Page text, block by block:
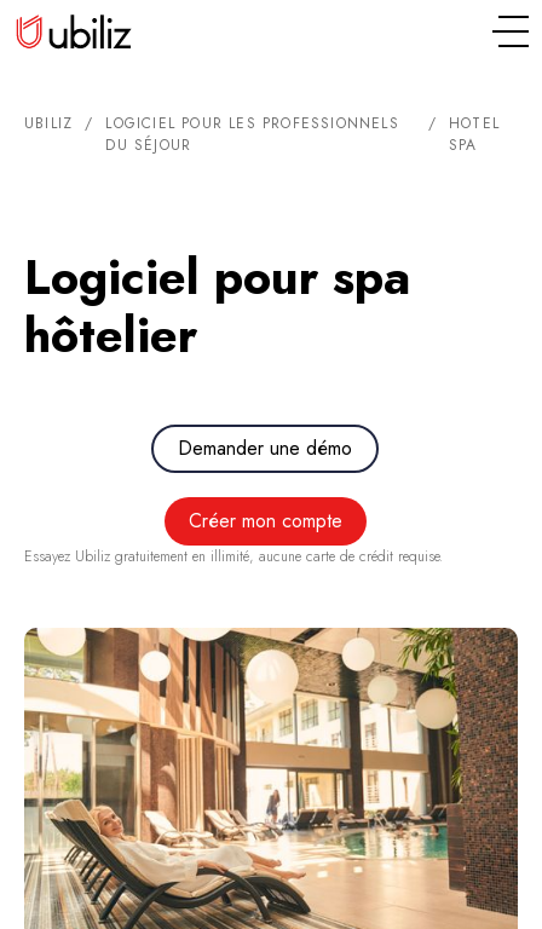
UBILIZ /
LOGICIEL POUR LES PROFESSIONNELS
DU SÉJOUR
/
HOTEL
SPA
Logiciel pour spa
hôtelier
Créer mon compte
Demander une démo
Essayez Ubiliz gratuitement en illimité, aucune carte de crédit requise.